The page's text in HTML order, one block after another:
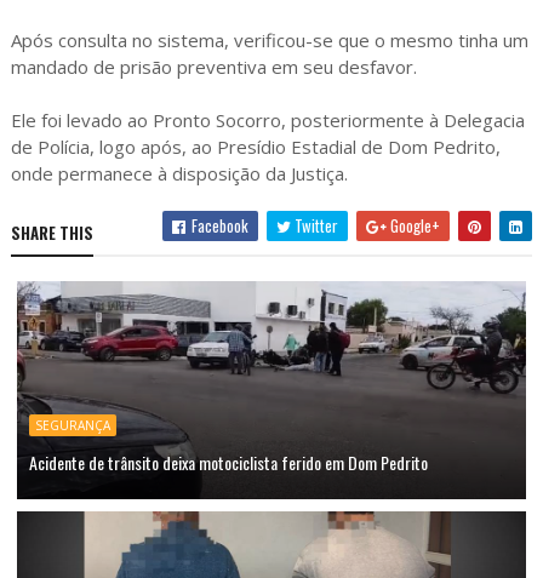
Após consulta no sistema, verificou-se que o mesmo tinha um
mandado de prisão preventiva em seu desfavor.
Ele foi levado ao Pronto Socorro, posteriormente à Delegacia
de Polícia, logo após, ao Presídio Estadial de Dom Pedrito,
onde permanece à disposição da Justiça.
SHARE THIS Facebook Twitter Google+
SEGURANÇA
Acidente de trânsito deixa motociclista ferido em Dom Pedrito